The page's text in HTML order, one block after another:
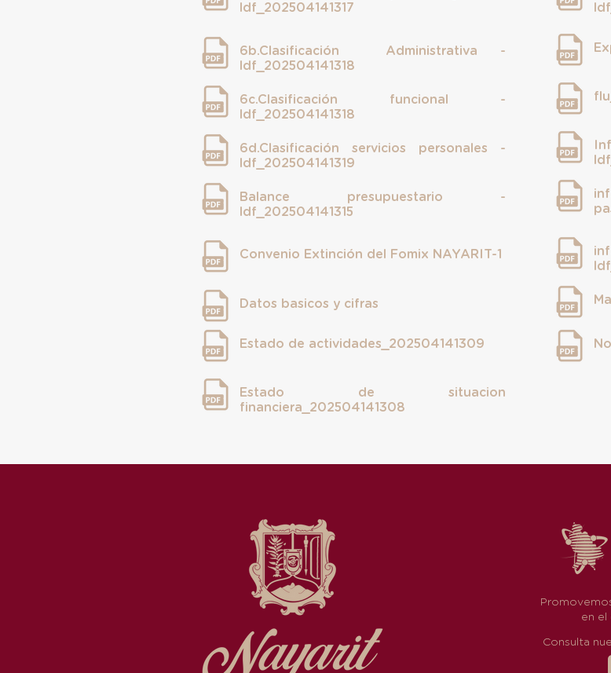
ldf_202504141317
6b.Clasificación Administrativa -
ldf_202504141318
6c.Clasificación funcional -
ldf_202504141318
6d.Clasificación servicios personales -
ldf_202504141319
Balance presupuestario -
ldf_202504141315
Convenio Extinción del Fomix NAYARIT-1
Datos basicos y cifras
Estado de actividades_202504141309
Estado de situacion
financiera_202504141308
en el
Consulta